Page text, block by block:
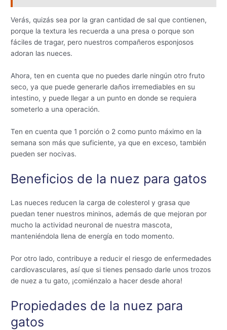
Verás, quizás sea por la gran cantidad de sal que contienen,
porque la textura les recuerda a una presa o porque son
fáciles de tragar, pero nuestros compañeros esponjosos
adoran las nueces.
Ahora, ten en cuenta que no puedes darle ningún otro fruto
seco, ya que puede generarle daños irremediables en su
intestino, y puede llegar a un punto en donde se requiera
someterlo a una operación.
Ten en cuenta que 1 porción o 2 como punto máximo en la
semana son más que suficiente, ya que en exceso, también
pueden ser nocivas.
Beneficios de la nuez para gatos
Las nueces reducen la carga de colesterol y grasa que
puedan tener nuestros mininos, además de que mejoran por
mucho la actividad neuronal de nuestra mascota,
manteniéndola llena de energía en todo momento.
Por otro lado, contribuye a reducir el riesgo de enfermedades
cardiovasculares, así que si tienes pensado darle unos trozos
de nuez a tu gato, ¡comiénzalo a hacer desde ahora!
Propiedades de la nuez para
gatos